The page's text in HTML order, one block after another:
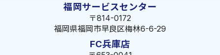
福岡サービスセンター
〒814-0172
福岡県福岡市早良区梅林6-6-29
FC兵庫店